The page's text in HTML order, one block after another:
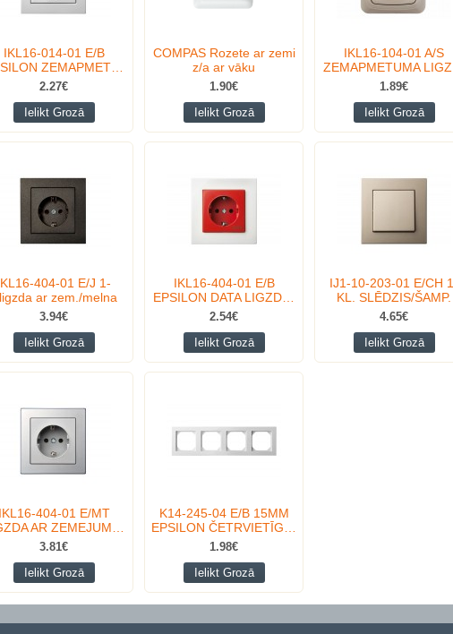
IKL16-014-01 E/B
ZEMAPMET…
2.27€
Ielikt Grozā
COMPAS Rozete ar zemi
z/a ar vāku
1.90€
Ielikt Grozā
IKL16-104-01 A/S
ZEMAPMETUMA
1.89€
Ielikt Grozā
404-01 E/J 1-
ar zem./melna
3.94€
Ielikt Grozā
IKL16-404-01 E/B
EPSILON DATA LIGZD…
2.54€
Ielikt Grozā
IJ1-10-203-01 E/CH
KL. SLĒDZIS/ŠAMP.
4.65€
Ielikt Grozā
IKL16-404-01 E/MT
AR ZEMEJUM…
3.81€
Ielikt Grozā
K14-245-04 E/B 15MM
EPSILON ČETRVIETĪG…
1.98€
Ielikt Grozā